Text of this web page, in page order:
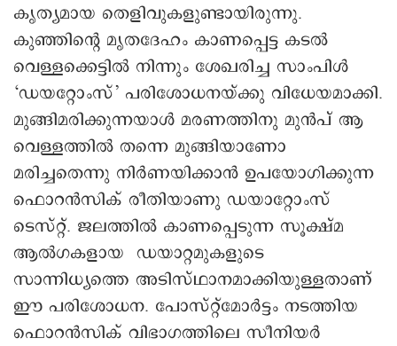
കൃത്യമായ തെളിവുകളുണ്ടായിരുന്നു.
കുഞ്ഞിന്റെ മൃതദേഹം കാണപ്പെട്ട കടൽ
വെള്ളക്കെട്ടിൽ നിന്നും ശേഖരിച്ച സാംപിൾ
‘ഡയറ്റോംസ്’ പരിശോധനയ്ക്കു വിധേയമാക്കി.
മുങ്ങിമരിക്കുന്നയാള്‍ മരണത്തിനു മുൻപ് ആ
വെള്ളത്തില്‍ തന്നെ മുങ്ങിയാണോ
മരിച്ചതെന്നു നിർണയിക്കാൻ ഉപയോഗിക്കുന്ന
ഫൊറൻസിക് രീതിയാണു ഡയാറ്റോംസ്
ടെസ്റ്റ്. ജലത്തിൽ കാണപ്പെടുന്ന സൂക്ഷ്മ
ആൽഗകളായ ഡയാറ്റമുകളുടെ
സാന്നിധ്യത്തെ അടിസ്ഥാനമാക്കിയുള്ളതാണ്
ഈ പരിശോധന. പോസ്റ്റ്മോർട്ടം നടത്തിയ
ഫൊറൻസിക് വിഭാഗത്തിലെ സീനിയര്‍